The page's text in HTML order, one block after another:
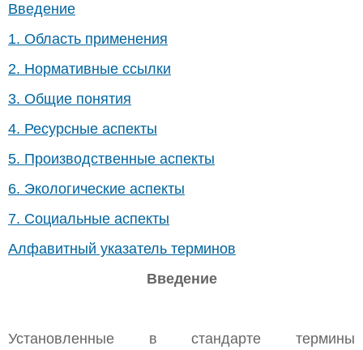
Введение
1. Область применения
2. Нормативные ссылки
3. Общие понятия
4. Ресурсные аспекты
5. Производственные аспекты
6. Экологические аспекты
7. Социальные аспекты
Алфавитный указатель терминов
Введение
Установленные в стандарте термины